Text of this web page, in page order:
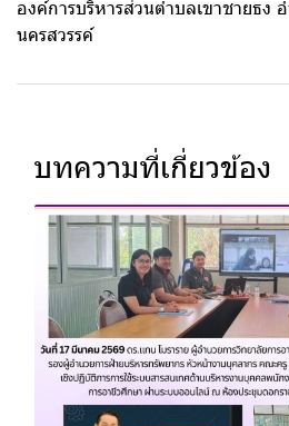
องค์การบริหารส่วนตำบลเขาชายธง
นครสวรรค์
บทความที่เกี่ยวข้อง